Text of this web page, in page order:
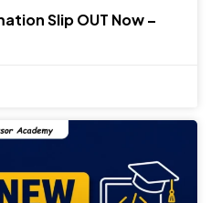
Slip OUT Now –